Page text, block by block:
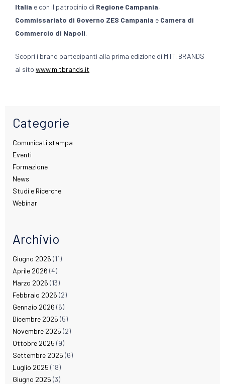
Italia e con il patrocinio di Regione Campania,
Commissariato di Governo ZES Campania e Camera di
Commercio di Napoli.
Scopri i brand partecipanti alla prima edizione di M.IT. BRANDS
al sito www.mitbrands.it
Categorie
Comunicati stampa
Eventi
Formazione
News
Studi e Ricerche
Webinar
Archivio
Giugno 2026 (11)
Aprile 2026 (4)
Marzo 2026 (13)
Febbraio 2026 (2)
Gennaio 2026 (6)
Dicembre 2025 (5)
Novembre 2025 (2)
Ottobre 2025 (9)
Settembre 2025 (6)
Luglio 2025 (18)
Giugno 2025 (3)